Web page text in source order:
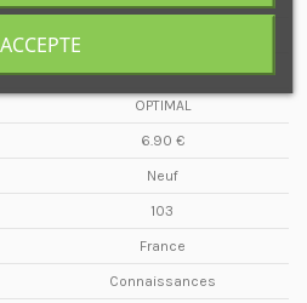
Bimestriel
OPTIMAL
6.90 €
Neuf
103
France
Connaissances